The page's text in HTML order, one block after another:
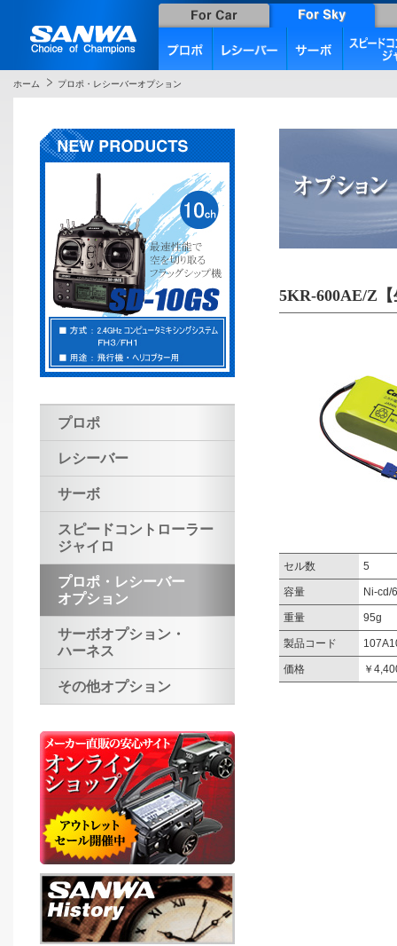
ホーム プロポ・レシーバーオプション
プロポ
レシーバー
サーボ
スピードコントローラー
ジャイロ
プロポ・レシーバー
オプション
サーボオプション・
ハーネス
その他オプション
5KR-600AE/Z
セル数 5
容量 Ni-cd/
重量 95g
製品コード
価格 ￥